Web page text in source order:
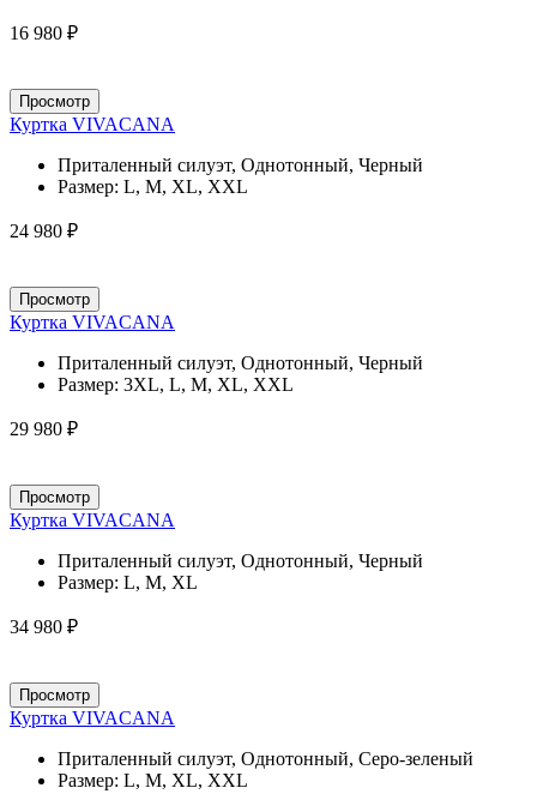
16 980 ₽
Просмотр
Куртка VIVACANA
Приталенный силуэт, Однотонный, Черный
Размер: L, M, XL, XXL
24 980 ₽
Просмотр
Куртка VIVACANA
Приталенный силуэт, Однотонный, Черный
Размер: 3XL, L, M, XL, XXL
29 980 ₽
Просмотр
Куртка VIVACANA
Приталенный силуэт, Однотонный, Черный
Размер: L, M, XL
34 980 ₽
Просмотр
Куртка VIVACANA
Приталенный силуэт, Однотонный, Серо-зеленый
Размер: L, M, XL, XXL